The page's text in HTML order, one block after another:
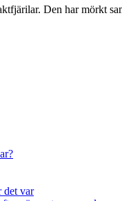
Den har mörkt
det var